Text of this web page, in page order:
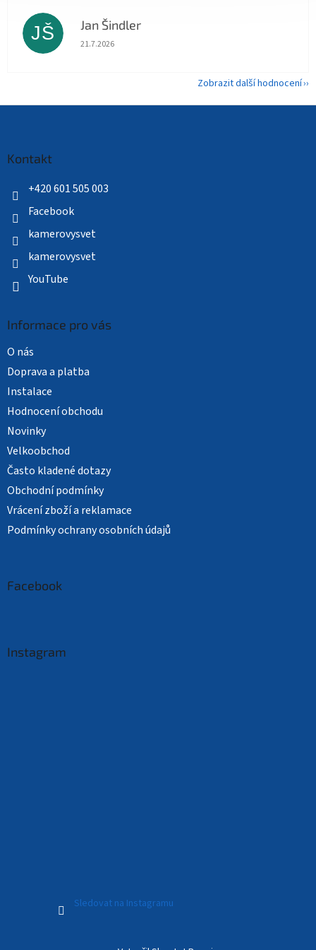
JŠ Jan Šindler
Hodnocení obchodu je 5 z 5 hvězdiček.
21.7.2026
Zobrazit další hodnocení
Kontakt
+420 601 505 003
Facebook
kamerovysvet
kamerovysvet
YouTube
Informace pro vás
O nás
Doprava a platba
Instalace
Hodnocení obchodu
Novinky
Velkoobchod
Často kladené dotazy
Obchodní podmínky
Vrácení zboží a reklamace
Podmínky ochrany osobních údajů
Facebook
Instagram
Sledovat na Instagramu